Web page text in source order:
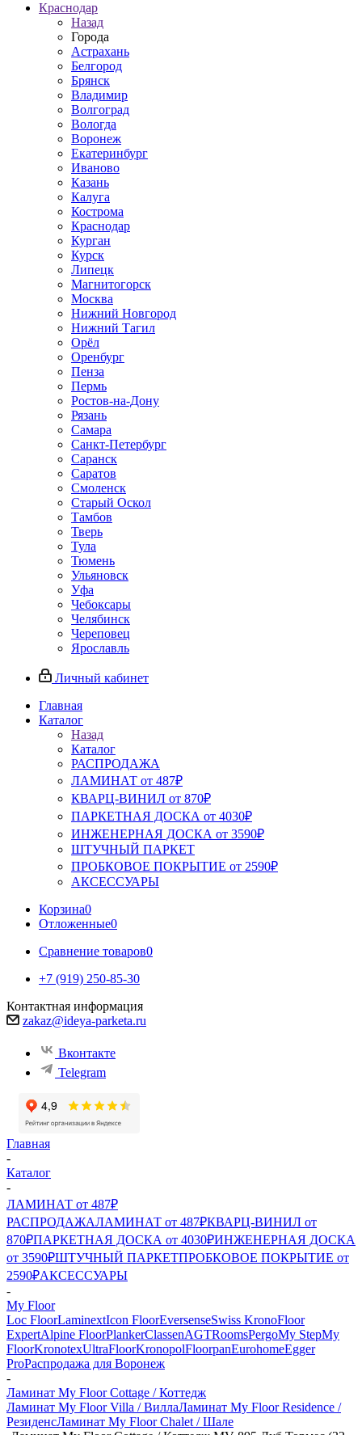
Краснодар
Назад
Города
Астрахань
Белгород
Брянск
Владимир
Волгоград
Вологда
Воронеж
Екатеринбург
Иваново
Казань
Калуга
Кострома
Краснодар
Курган
Курск
Липецк
Магнитогорск
Москва
Нижний Новгород
Нижний Тагил
Орёл
Оренбург
Пенза
Пермь
Ростов‑на‑Дону
Рязань
Самара
Санкт‑Петербург
Саранск
Саратов
Смоленск
Старый Оскол
Тамбов
Тверь
Тула
Тюмень
Ульяновск
Уфа
Чебоксары
Челябинск
Череповец
Ярославль
Личный кабинет
Главная
Каталог
Назад
Каталог
РАСПРОДАЖА
ЛАМИНАТ от 487₽
КВАРЦ-ВИНИЛ от 870₽
ПАРКЕТНАЯ ДОСКА от 4030₽
ИНЖЕНЕРНАЯ ДОСКА от 3590₽
ШТУЧНЫЙ ПАРКЕТ
ПРОБКОВОЕ ПОКРЫТИЕ от 2590₽
АКСЕССУАРЫ
Корзина0
Отложенные0
Сравнение товаров0
+7 (919) 250-85-30
Контактная информация
zakaz@ideya-parketa.ru
Вконтакте
Telegram
Главная
-
Каталог
-
ЛАМИНАТ от 487₽
РАСПРОДАЖАЛАМИНАТ от 487₽КВАРЦ-ВИНИЛ от
870₽ПАРКЕТНАЯ ДОСКА от 4030₽ИНЖЕНЕРНАЯ ДОСКА
от 3590₽ШТУЧНЫЙ ПАРКЕТПРОБКОВОЕ ПОКРЫТИЕ от
2590₽АКСЕССУАРЫ
-
My Floor
Loc FloorLaminextIcon FloorEversenseSwiss KronoFloor
ExpertAlpine FloorPlankerClassenAGTRoomsPergoMy StepMy
FloorKronotexUltraFloorKronopolFloorpanEurohomeEgger
ProРаспродажа для Воронеж
-
Ламинат My Floor Cottage / Коттедж
Ламинат My Floor Villa / ВиллаЛаминат My Floor Residence /
РезиденсЛаминат My Floor Chalet / Шале